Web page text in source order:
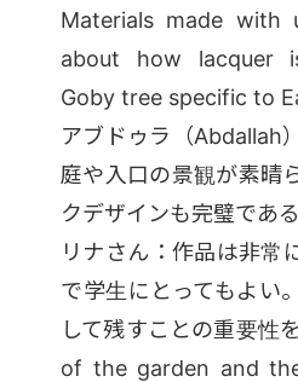
Materials made with
about how lacquer
Goby tree specific to
アブドゥラ（Abdallah
庭や入口の景観が素晴
クデザインも完璧である
リナさん：作品は非常
で学生にとってもよい
して残すことの重要性
of the garden and